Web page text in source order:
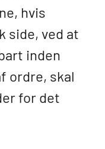
hvis
side, ved at
inden
ordre, skal
for det